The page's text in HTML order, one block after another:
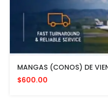
$600.00